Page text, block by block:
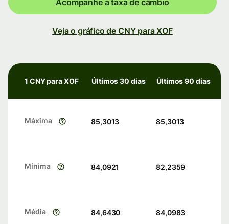
Acompanhe a taxa de câmbio
Veja o gráfico de CNY para XOF
1 CNY para XOF Últimos 30 dias Últimos 90 dias
Máxima 85,3013 85,3013
Mínima 84,0921 82,2359
Média 84,6430 84,0983